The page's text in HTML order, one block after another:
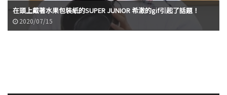
在頭上戴著水果包裝紙的SUPER JUNIOR 希澈的gif引起了話題！
2020/07/15